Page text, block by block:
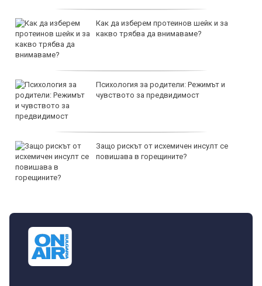
Как да изберем протеинов шейк и за
какво трябва да внимаваме?
Психология за родители: Режимът и
чувството за предвидимост
Защо рискът от исхемичен инсулт се
повишава в горещините?